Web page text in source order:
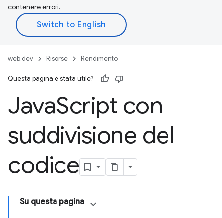
contenere errori.
web.dev Risorse Rendimento
Questa pagina è stata utile?
JavaScript con
suddivisione del
codice
Su questa pagina